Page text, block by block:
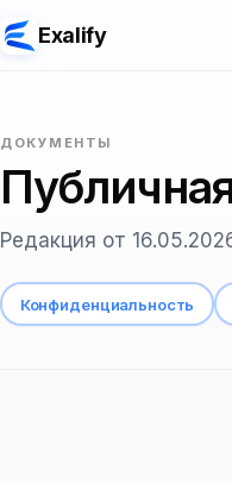
Exalify
ДОКУМЕНТЫ
Редакция от
Конфиденциальность